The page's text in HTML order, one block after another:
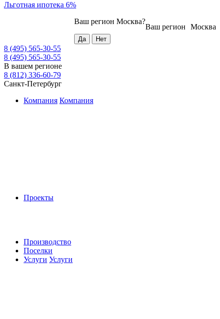
Льготная ипотека 6%
Москва
Ваш регион
Ваш регион Москва?
8 (495) 565-30-55
8 (495) 565-30-55
В вашем регионе
8 (812) 336-60-79
Санкт-Петербург
Компания Компания
Проекты
Производство
Поселки
Услуги Услуги